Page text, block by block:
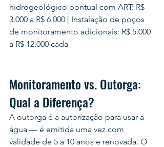
hidrogeológico pontual com ART: R$
3.000 a R$ 6.000 | Instalação de poços
de monitoramento adicionais: R$ 5.000
a R$ 12.000 cada
Monitoramento vs. Outorga:
Qual a Diferença?
A outorga é a autorização para usar a
água — é emitida uma vez com
validade de 5 a 10 anos e renovada. O